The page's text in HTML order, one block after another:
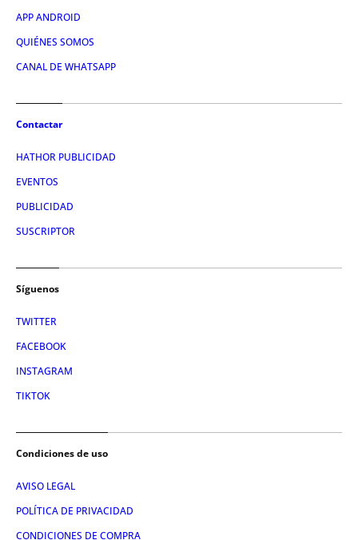
APP ANDROID
QUIÉNES SOMOS
CANAL DE WHATSAPP
Contactar
HATHOR PUBLICIDAD
EVENTOS
PUBLICIDAD
SUSCRIPTOR
Síguenos
TWITTER
FACEBOOK
INSTAGRAM
TIKTOK
Condiciones de uso
AVISO LEGAL
POLÍTICA DE PRIVACIDAD
CONDICIONES DE COMPRA